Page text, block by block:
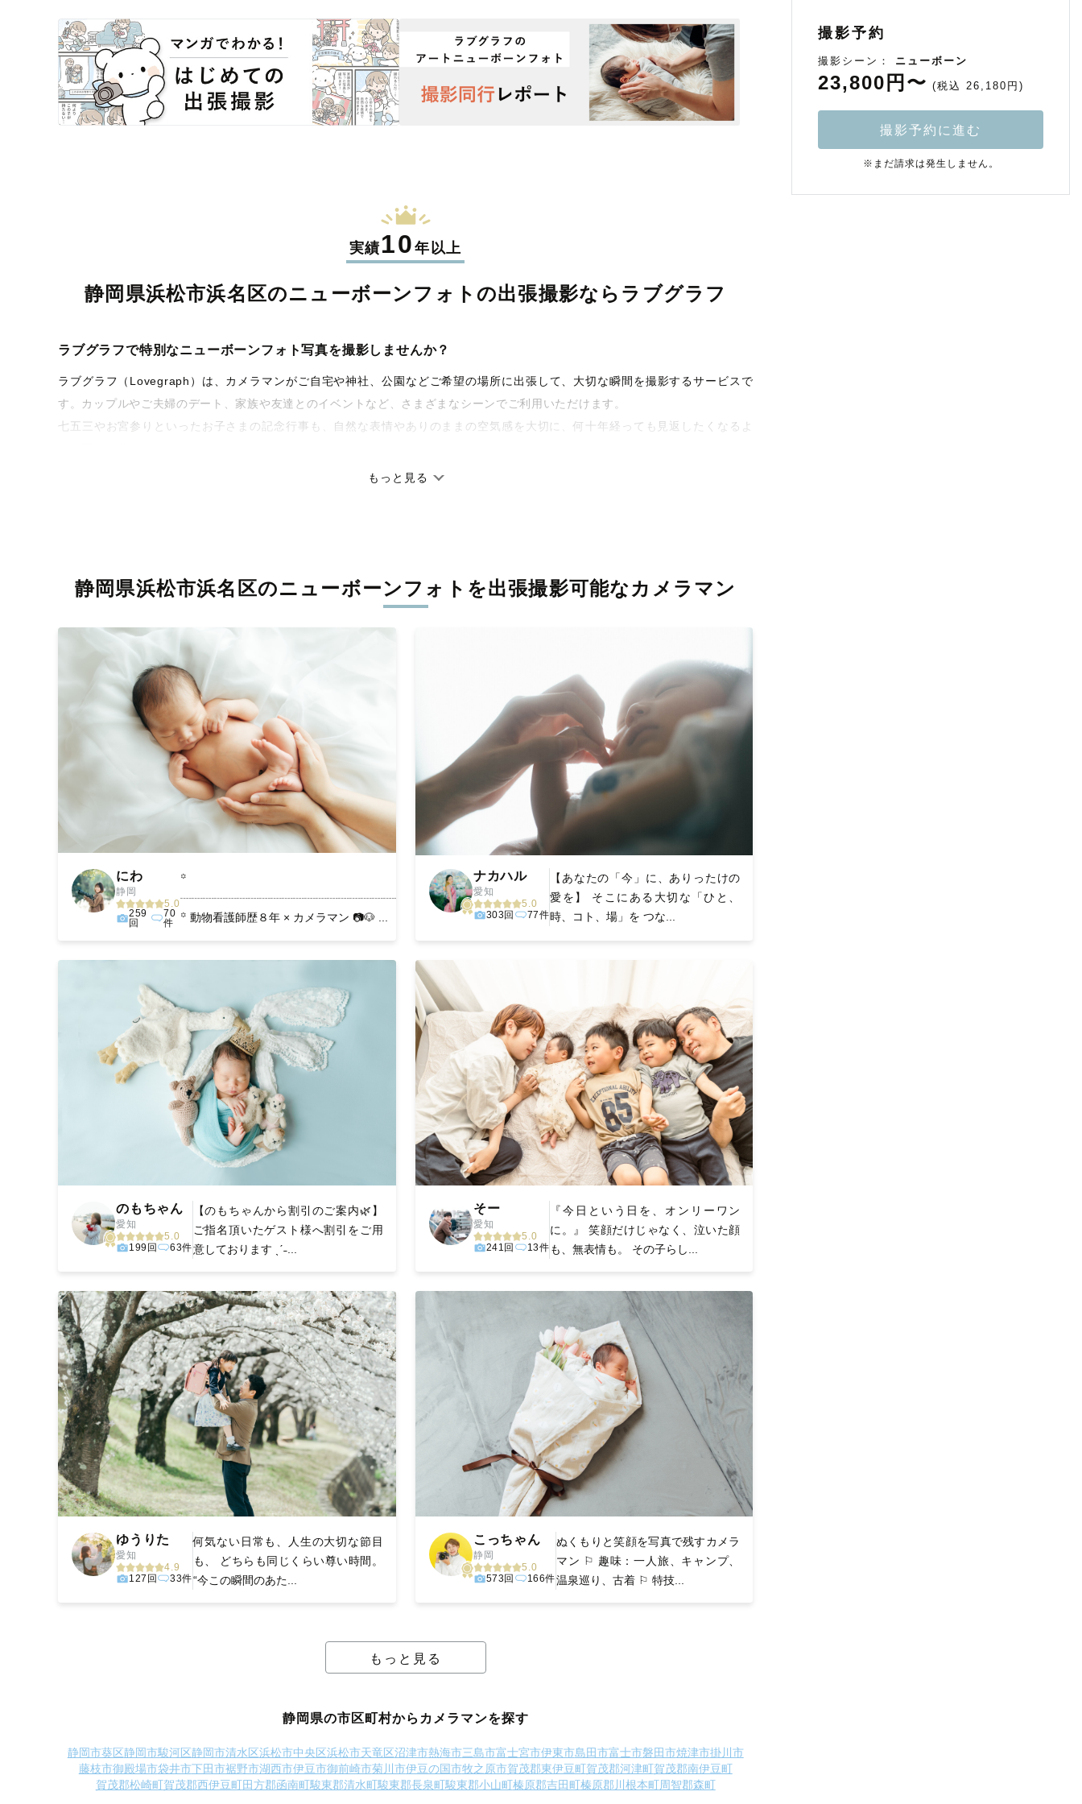
実績10年以上
静岡県浜松市浜名区のニューボーンフォトの出張撮影なら ラブグラフ
ラブグラフで特別なニューボーンフォト写真を撮影しませんか？
ラブグラフ（Lovegraph）は、カメラマンがご自宅や神社、公園などご希望の場所に出張して、大切な瞬間を撮影するサービスで
す。カップルやご夫婦のデート、家族や友達とのイベントなど、さまざまなシーンでご利用いただけます。
七五三やお宮参りといったお子さまの記念行事も、自然な表情やありのままの空気感を大切に、何十年経っても見返したくなるよ
丁寧なレタッチで思い出を美しく仕上げます
に。きっと「こんな写真を撮ってほしかった！」と思える一枚に出会えます。まずは、ラブグラフの
もっと見る
静岡県浜松市浜名区のニューボーンフォトを出張撮影可能なカメラマン
にわ
静岡
5.0
259
回
70
件
꙳
┈┈┈┈┈┈┈┈┈┈┈┈┈┈┈┈┈┈┈┈
꙳ 動物看護師歴８年 × カメラマン 📷🐶 ...
ナカハル
愛知
5.0
303回
77件
【あなたの「今」に、ありったけの
愛を】 そこにある大切な「ひと、
時、コト、場」を つな...
のもちゃん
愛知
5.0
199回
63件
【のもちゃんから割引のご案内🌿】
ご指名頂いたゲスト様へ割引をご用
意しております ˎˊ˗...
そー
愛知
5.0
241回
13件
『今日という日を、オンリーワン
に。』 笑顔だけじゃなく、泣いた顔
も、無表情も。 その子らし...
ゆうりた
愛知
4.9
127回
33件
何気ない日常も、人生の大切な節目
も、 どちらも同じくらい尊い時間。
“今この瞬間のあた...
こっちゃん
静岡
5.0
573回
166件
ぬくもりと笑顔を写真で残すカメラ
マン ⚐ 趣味：一人旅、キャンプ、
温泉巡り、古着 ⚐ 特技...
もっと見る
静岡県の市区町村からカメラマンを探す
静岡市葵区静岡市駿河区静岡市清水区浜松市中央区浜松市天竜区沼津市熱海市三島市富士宮市伊東市島田市富士市磐田市焼津市掛川市
藤枝市御殿場市袋井市下田市裾野市湖西市伊豆市御前崎市菊川市伊豆の国市牧之原市賀茂郡東伊豆町賀茂郡河津町賀茂郡南伊豆町
賀茂郡松崎町賀茂郡西伊豆町田方郡函南町駿東郡清水町駿東郡長泉町駿東郡小山町榛原郡吉田町榛原郡川根本町周智郡森町
撮影予約
撮影シーン： ニューボーン
23,800円〜 (税込 26,180円)
撮影予約に進む
※まだ請求は発生しません。